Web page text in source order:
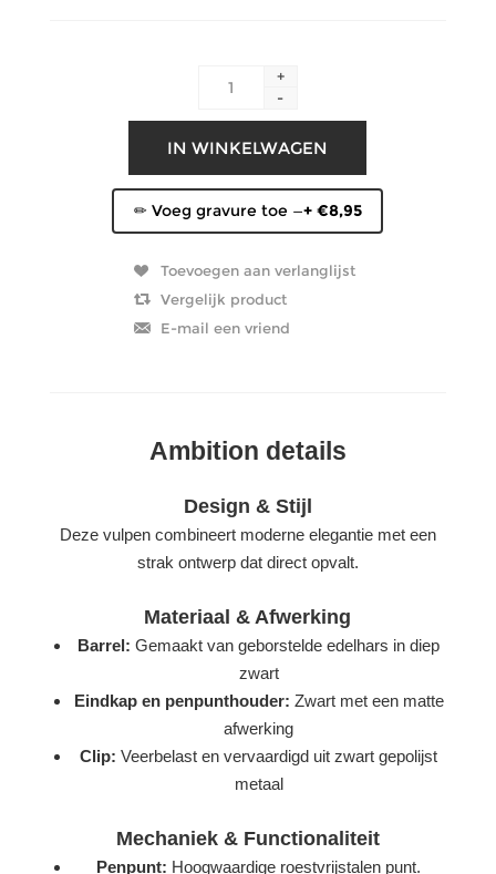
+
-
✏ Voeg gravure toe —+ €8,95
Ambition details
Design & Stijl
Deze vulpen combineert moderne elegantie met een
strak ontwerp dat direct opvalt.
Materiaal & Afwerking
Barrel: Gemaakt van geborstelde edelhars in diep
zwart
Eindkap en penpunthouder: Zwart met een matte
afwerking
Clip: Veerbelast en vervaardigd uit zwart gepolijst
metaal
Mechaniek & Functionaliteit
Penpunt: Hoogwaardige roestvrijstalen punt.